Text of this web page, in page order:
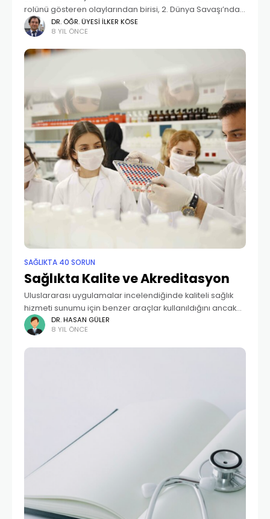
rolünü gösteren olaylarından birisi, 2. Dünya Savaşı’nda
atom bombasının kullanılmasıdır. Savaş sonrasında ABD
Başkanı Roosevelt, atom bombası projesinin de başında
olan (1) Dr. Vannevar
DR. ÖĞR. ÜYESI İLKER KÖSE
8 YIL ÖNCE
SAĞLIKTA 40 SORUN
Sağlıkta Kalite ve Akreditasyon
Uluslararası uygulamalar incelendiğinde kaliteli sağlık
hizmeti sunumu için benzer araçlar kullanıldığını ancak
ülkelerin kendi ihtiyaç ve önceliklerine göre farklı yol ve
yöntemler izlediklerini müşahade etmekteyiz. Sağlık
Bakanlığı da bu doğrultuda
DR. HASAN GÜLER
8 YIL ÖNCE